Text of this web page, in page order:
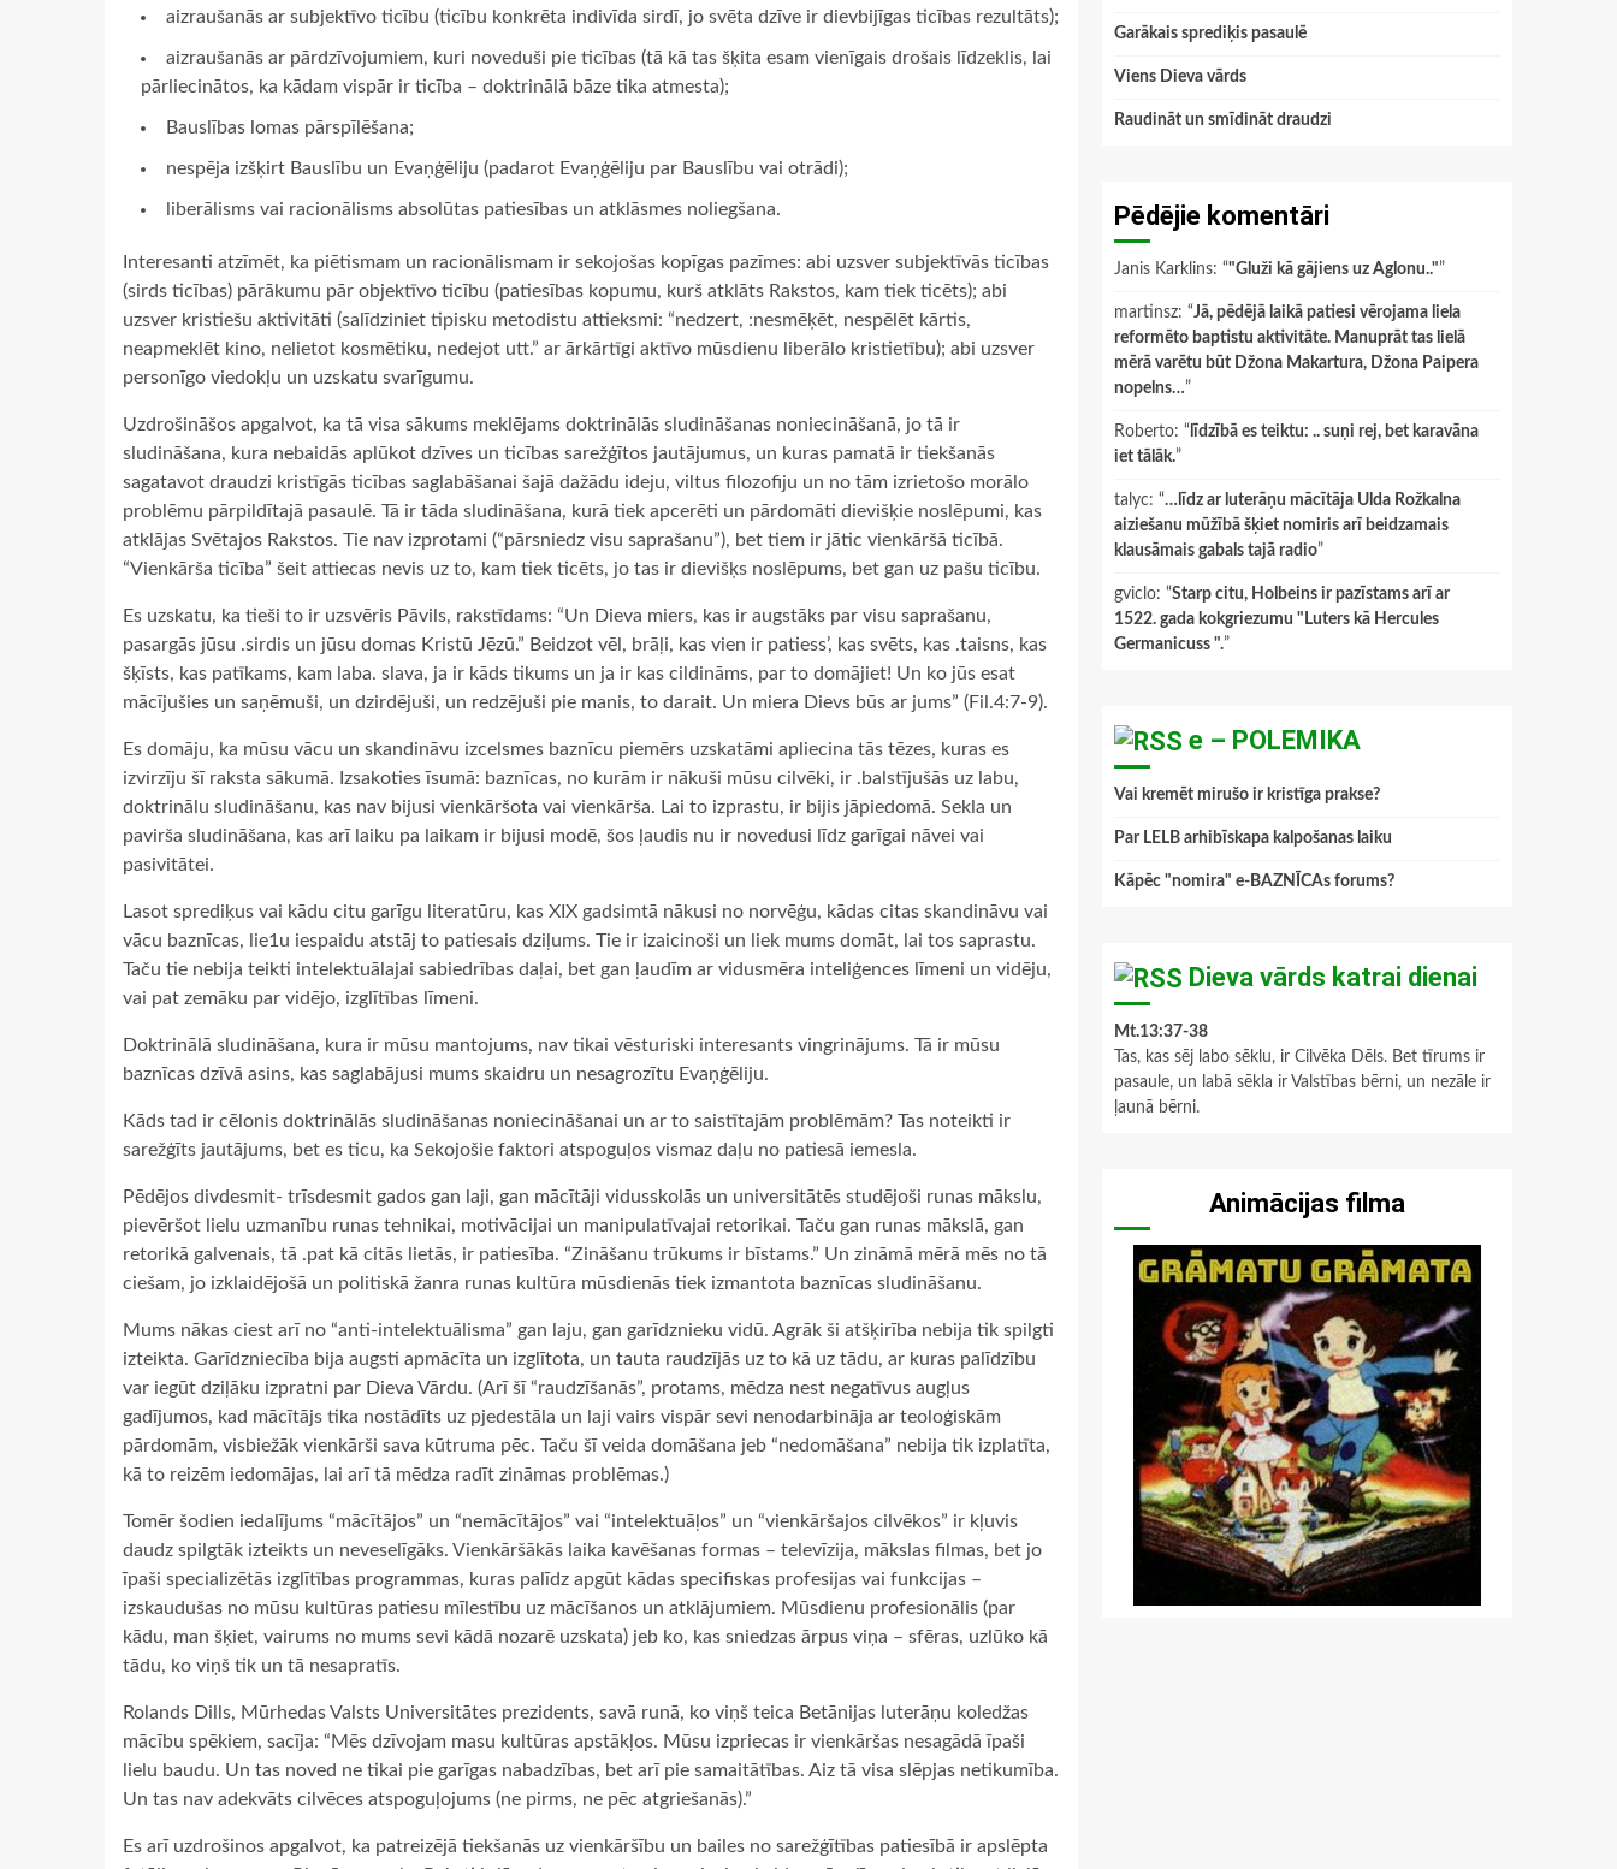
aizraušanās ar subjektīvo ticību (ticību konkrēta indivīda sirdī, jo svēta dzīve ir dievbijīgas ticības rezultāts);
aizraušanās ar pārdzīvojumiem, kuri noveduši pie ticības (tā kā tas šķita esam vienīgais drošais līdzeklis, lai
pārliecinātos, ka kādam vispār ir ticība – doktrinālā bāze tika atmesta);
Bauslības lomas pārspīlēšana;
nespēja izšķirt Bauslību un Evaņģēliju (padarot Evaņģēliju par Bauslību vai otrādi);
liberālisms vai racionālisms absolūtas patiesības un atklāsmes noliegšana.
Interesanti atzīmēt, ka piētismam un racionālismam ir sekojošas kopīgas pazīmes: abi uzsver subjektīvās ticības
(sirds ticības) pārākumu pār objektīvo ticību (patiesības kopumu, kurš atklāts Rakstos, kam tiek ticēts); abi
uzsver kristiešu aktivitāti (salīdziniet tipisku metodistu attieksmi: “nedzert, :nesmēķēt, nespēlēt kārtis,
neapmeklēt kino, nelietot kosmētiku, nedejot utt.” ar ārkārtīgi aktīvo mūsdienu liberālo kristietību); abi uzsver
personīgo viedokļu un uzskatu svarīgumu.
Uzdrošināšos apgalvot, ka tā visa sākums meklējams doktrinālās sludināšanas noniecināšanā, jo tā ir
sludināšana, kura nebaidās aplūkot dzīves un ticības sarežģītos jautājumus, un kuras pamatā ir tiekšanās
sagatavot draudzi kristīgās ticības saglabāšanai šajā dažādu ideju, viltus filozofiju un no tām izrietošo morālo
problēmu pārpildītajā pasaulē. Tā ir tāda sludināšana, kurā tiek apcerēti un pārdomāti dievišķie noslēpumi, kas
atklājas Svētajos Rakstos. Tie nav izprotami (“pārsniedz visu saprašanu”), bet tiem ir jātic vienkāršā ticībā.
“Vienkārša ticība” šeit attiecas nevis uz to, kam tiek ticēts, jo tas ir dievišķs noslēpums, bet gan uz pašu ticību.
Es uzskatu, ka tieši to ir uzsvēris Pāvils, rakstīdams: “Un Dieva miers, kas ir augstāks par visu saprašanu,
pasargās jūsu .sirdis un jūsu domas Kristū Jēzū.” Beidzot vēl, brāļi, kas vien ir patiess’, kas svēts, kas .taisns, kas
šķīsts, kas patīkams, kam laba. slava, ja ir kāds tikums un ja ir kas cildināms, par to domājiet! Un ko jūs esat
mācījušies un saņēmuši, un dzirdējuši, un redzējuši pie manis, to darait. Un miera Dievs būs ar jums” (Fil.4:7-9).
Es domāju, ka mūsu vācu un skandināvu izcelsmes baznīcu piemērs uzskatāmi apliecina tās tēzes, kuras es
izvirzīju šī raksta sākumā. Izsakoties īsumā: baznīcas, no kurām ir nākuši mūsu cilvēki, ir .balstījušās uz labu,
doktrinālu sludināšanu, kas nav bijusi vienkāršota vai vienkārša. Lai to izprastu, ir bijis jāpiedomā. Sekla un
pavirša sludināšana, kas arī laiku pa laikam ir bijusi modē, šos ļaudis nu ir novedusi līdz garīgai nāvei vai
pasivitātei.
Lasot sprediķus vai kādu citu garīgu literatūru, kas XIX gadsimtā nākusi no norvēģu, kādas citas skandināvu vai
vācu baznīcas, lie1u iespaidu atstāj to patiesais dziļums. Tie ir izaicinoši un liek mums domāt, lai tos saprastu.
Taču tie nebija teikti intelektuālajai sabiedrības daļai, bet gan ļaudīm ar vidusmēra inteliģences līmeni un vidēju,
vai pat zemāku par vidējo, izglītības līmeni.
Doktrinālā sludināšana, kura ir mūsu mantojums, nav tikai vēsturiski interesants vingrinājums. Tā ir mūsu
baznīcas dzīvā asins, kas saglabājusi mums skaidru un nesagrozītu Evaņģēliju.
Kāds tad ir cēlonis doktrinālās sludināšanas noniecināšanai un ar to saistītajām problēmām? Tas noteikti ir
sarežģīts jautājums, bet es ticu, ka Sekojošie faktori atspoguļos vismaz daļu no patiesā iemesla.
Pēdējos divdesmit- trīsdesmit gados gan laji, gan mācītāji vidusskolās un universitātēs studējoši runas mākslu,
pievēršot lielu uzmanību runas tehnikai, motivācijai un manipulatīvajai retorikai. Taču gan runas mākslā, gan
retorikā galvenais, tā .pat kā citās lietās, ir patiesība. “Zināšanu trūkums ir bīstams.” Un zināmā mērā mēs no tā
ciešam, jo izklaidējošā un politiskā žanra runas kultūra mūsdienās tiek izmantota baznīcas sludināšanu.
Mums nākas ciest arī no “anti-intelektuālisma” gan laju, gan garīdznieku vidū. Agrāk ši atšķirība nebija tik spilgti
izteikta. Garīdzniecība bija augsti apmācīta un izglītota, un tauta raudzījās uz to kā uz tādu, ar kuras palīdzību
var iegūt dziļāku izpratni par Dieva Vārdu. (Arī šī “raudzīšanās”, protams, mēdza nest negatīvus augļus
gadījumos, kad mācītājs tika nostādīts uz pjedestāla un laji vairs vispār sevi nenodarbināja ar teoloģiskām
pārdomām, visbiežāk vienkārši sava kūtruma pēc. Taču šī veida domāšana jeb “nedomāšana” nebija tik izplatīta,
kā to reizēm iedomājas, lai arī tā mēdza radīt zināmas problēmas.)
Tomēr šodien iedalījums “mācītājos” un “nemācītājos” vai “intelektuāļos” un “vienkāršajos cilvēkos” ir kļuvis
daudz spilgtāk izteikts un neveselīgāks. Vienkāršākās laika kavēšanas formas – televīzija, mākslas filmas, bet jo
īpaši specializētās izglītības programmas, kuras palīdz apgūt kādas specifiskas profesijas vai funkcijas –
izskaudušas no mūsu kultūras patiesu mīlestību uz mācīšanos un atklājumiem. Mūsdienu profesionālis (par
kādu, man šķiet, vairums no mums sevi kādā nozarē uzskata) jeb ko, kas sniedzas ārpus viņa – sfēras, uzlūko kā
tādu, ko viņš tik un tā nesapratīs.
Rolands Dills, Mūrhedas Valsts Universitātes prezidents, savā runā, ko viņš teica Betānijas luterāņu koledžas
mācību spēkiem, sacīja: “Mēs dzīvojam masu kultūras apstākļos. Mūsu izpriecas ir vienkāršas nesagādā īpaši
lielu baudu. Un tas noved ne tikai pie garīgas nabadzības, bet arī pie samaitātības. Aiz tā visa slēpjas netikumība.
Un tas nav adekvāts cilvēces atspoguļojums (ne pirms, ne pēc atgriešanās).”
Es arī uzdrošinos apgalvot, ka patreizējā tiekšanās uz vienkāršību un bailes no sarežģītības patiesībā ir apslēpta
Garākais sprediķis pasaulē
Viens Dieva vārds
Raudināt un smīdināt draudzi
Pēdējie komentāri
Janis Karklins: “"Gluži kā gājiens uz Aglonu.."”
martinsz: “Jā, pēdējā laikā patiesi vērojama liela
reformēto baptistu aktivitāte. Manuprāt tas lielā
mērā varētu būt Džona Makartura, Džona Paipera
nopelns…”
Roberto: “ līdzībā es teiktu: .. suņi rej, bet karavāna
iet tālāk.”
talyc: “…līdz ar luterāņu mācītāja Ulda Rožkalna
aiziešanu mūžībā šķiet nomiris arī beidzamais
klausāmais gabals tajā radio”
gviclo: “Starp citu, Holbeins ir pazīstams arī ar
1522. gada kokgriezumu "Luters kā Hercules
Germanicuss ".”
e – POLEMIKA
Vai kremēt mirušo ir kristīga prakse?
Par LELB arhibīskapa kalpošanas laiku
Kāpēc "nomira" e-BAZNĪCAs forums?
Dieva vārds katrai dienai
Mt.13:37-38
Tas, kas sēj labo sēklu, ir Cilvēka Dēls. Bet tīrums ir
pasaule, un labā sēkla ir Valstības bērni, un nezāle ir
ļaunā bērni.
Animācijas filma